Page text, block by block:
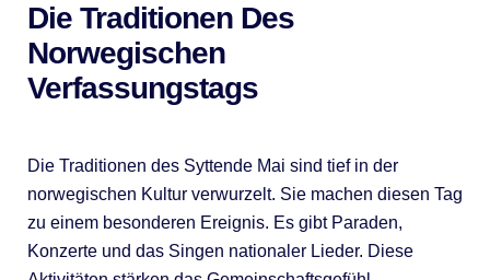
Die Traditionen Des
Norwegischen
Verfassungstags
Die Traditionen des Syttende Mai sind tief in der
norwegischen Kultur verwurzelt. Sie machen diesen Tag
zu einem besonderen Ereignis. Es gibt Paraden,
Konzerte und das Singen nationaler Lieder. Diese